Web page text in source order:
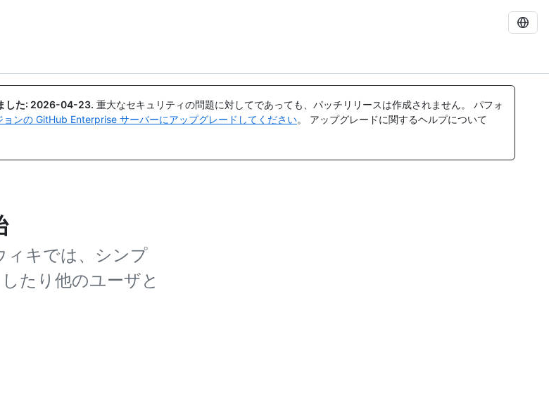
した: 2026-04-23. 重大なセキュリティの問題に対してであっても、パッチリリースは作成されません。 パフォ
ョンの GitHub Enterprise サーバーにアップグレードしてください。 アップグレードに関するヘルプについて
ィキでは、シンプ
たり他のユーザと